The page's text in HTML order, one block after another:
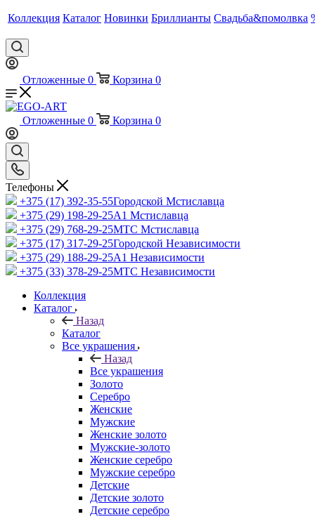
Коллекция Каталог Новинки Бриллианты Свадьба&помолвка
Отложенные 0 Корзина 0
Отложенные 0 Корзина 0
Телефоны
+375 (17) 392-35-55Городской Мстиславца
+375 (29) 198-29-25A1 Мстиславца
+375 (29) 768-29-25МТС Мстиславца
+375 (17) 317-29-25Городской Независимости
+375 (29) 188-29-25A1 Независимости
+375 (33) 378-29-25МТС Независимости
Коллекция
Каталог
Назад
Каталог
Все украшения
Назад
Все украшения
Золото
Серебро
Женские
Мужские
Женские золото
Мужские-золото
Женские серебро
Мужские серебро
Детские
Детские золото
Детские серебро